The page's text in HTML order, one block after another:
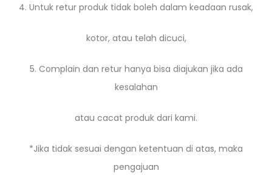
4. Untuk retur produk tidak boleh dalam keadaan rusak,
kotor, atau telah dicuci,
5. Complain dan retur hanya bisa diajukan jika ada
kesalahan
atau cacat produk dari kami.
*Jika tidak sesuai dengan ketentuan di atas, maka
pengajuan